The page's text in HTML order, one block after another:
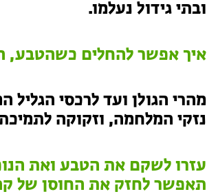
ובתי גידול נעלמו.
איך אפשר להחלים כשהטבע,
מהרי הגולן ועד לרכסי
נזקי המלחמה, וזקוקה
עזרו לשקם את הטבע ואת
תאפשר לחזק את החוסן של